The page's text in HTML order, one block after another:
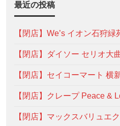
最近の投稿
【閉店】We’s イオン石狩緑
【閉店】ダイソー セリオ大
【閉店】セイコーマート 横
【閉店】クレープ Peace &
【閉店】マックスバリュエ